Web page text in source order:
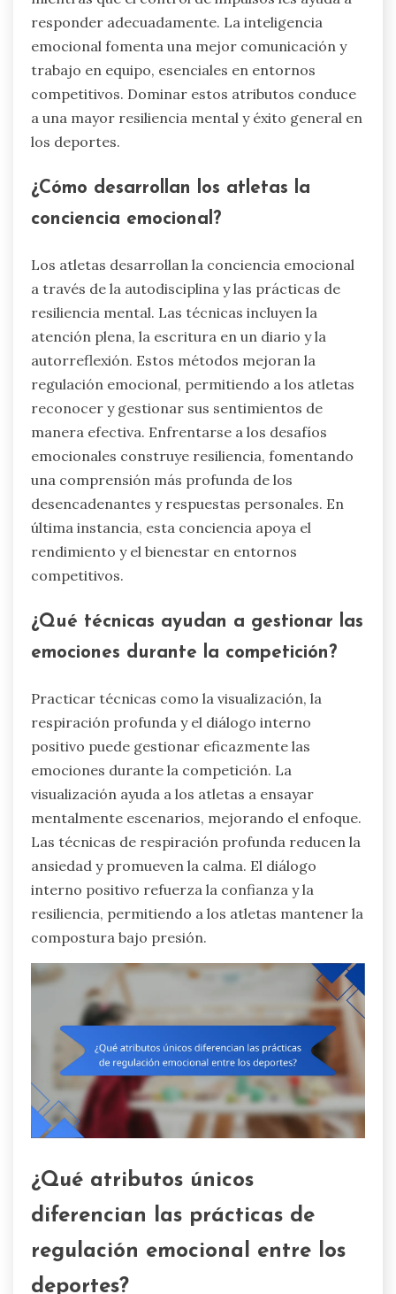
responder adecuadamente. La inteligencia
emocional fomenta una mejor comunicación y
trabajo en equipo, esenciales en entornos
competitivos. Dominar estos atributos conduce
a una mayor resiliencia mental y éxito general en
los deportes.
¿Cómo desarrollan los atletas la
conciencia emocional?
Los atletas desarrollan la conciencia emocional
a través de la autodisciplina y las prácticas de
resiliencia mental. Las técnicas incluyen la
atención plena, la escritura en un diario y la
autorreflexión. Estos métodos mejoran la
regulación emocional, permitiendo a los atletas
reconocer y gestionar sus sentimientos de
manera efectiva. Enfrentarse a los desafíos
emocionales construye resiliencia, fomentando
una comprensión más profunda de los
desencadenantes y respuestas personales. En
última instancia, esta conciencia apoya el
rendimiento y el bienestar en entornos
competitivos.
¿Qué técnicas ayudan a gestionar las
emociones durante la competición?
Practicar técnicas como la visualización, la
respiración profunda y el diálogo interno
positivo puede gestionar eficazmente las
emociones durante la competición. La
visualización ayuda a los atletas a ensayar
mentalmente escenarios, mejorando el enfoque.
Las técnicas de respiración profunda reducen la
ansiedad y promueven la calma. El diálogo
interno positivo refuerza la confianza y la
resiliencia, permitiendo a los atletas mantener la
compostura bajo presión.
¿Qué atributos únicos
diferencian las prácticas de
regulación emocional entre los
deportes?